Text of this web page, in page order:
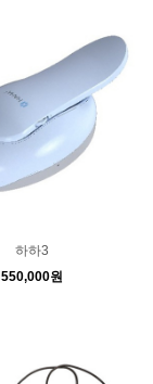
하하3
550,000원